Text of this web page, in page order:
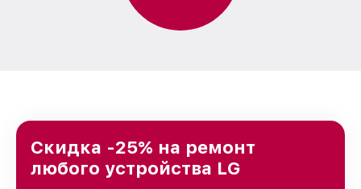
Скидка -25% на ремонт
любого устройства LG